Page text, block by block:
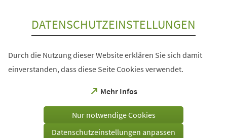
DATENSCHUTZEINSTELLUNGEN
Durch die Nutzung dieser Website erklären Sie sich damit
einverstanden, dass diese Seite Cookies verwendet.
Mehr Infos
(Öffnet
einem
Tab)
Nur notwendige Cookies
Datenschutzeinstellungen anpassen